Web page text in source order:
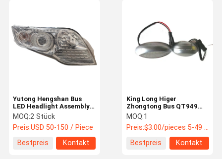
Yutong Hengshan Bus
LED Headlight Assembly
Front Light Lamp with
High Low Beam Coach
Replacement Parts
MOQ:2 Stück
Preis:USD 50-150 / Piece
Bestpreis
Kontakt
King Long Higer
Zhongtong Bus QT949
Seitenmarker Randlicht
5000h
Hochlichtübertragung
Bus Ersatzteile
MOQ:1
Preis:$3.00/pieces 5-49 pieces
Bestpreis
Kontakt